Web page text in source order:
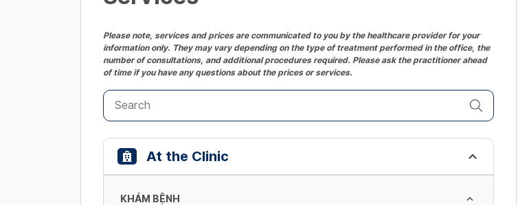
Please note, services and prices are communicated to you by the healthcare provider for your
information only. They may vary depending on the type of treatment performed in the office, the
number of consultations, and additional procedures required. Please ask the practitioner ahead
of time if you have any questions about the prices or services.
At the Clinic
KHÁM BỆNH